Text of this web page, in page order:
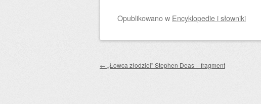
Opublikowanow Encyklopedie i słowniki
Zobacz wpisy
← „Łowca złodziei” Stephen Deas – fragment